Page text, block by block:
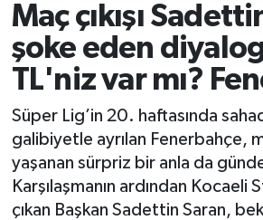
Maç çıkışı
şoke eden
TL'niz var mı?
Süper Lig’in 20. haftasında
galibiyetle ayrılan Fenerbahçe,
yaşanan sürpriz bir anla da
Karşılaşmanın ardından Kocaeli
çıkan Başkan Sadettin Saran,
Eğitim
Ekonomi
Gündem
Kültür-Sanat
Magazin
Tüm Manşetler
Son Dakika Haberleri
Haber Arşivi